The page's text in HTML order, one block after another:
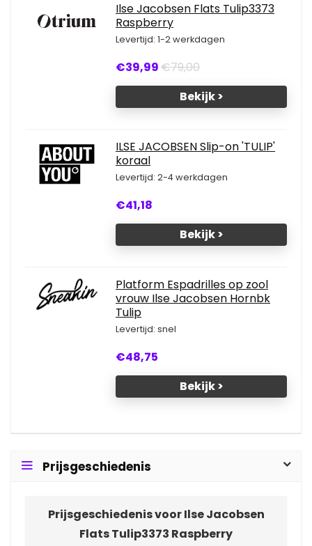
Ilse Jacobsen Flats Tulip3373
Raspberry
Levertijd: 1-2 werkdagen
€39,99€79,00
Bekijk >
ILSE JACOBSEN Slip-on 'TULIP'
koraal
Levertijd: 2-4 werkdagen
€41,18
Bekijk >
Platform Espadrilles op zool
vrouw Ilse Jacobsen Hornbk
Tulip
Levertijd: snel
€48,75
Bekijk >
Prijsgeschiedenis
Prijsgeschiedenis voor Ilse Jacobsen
Flats Tulip3373 Raspberry